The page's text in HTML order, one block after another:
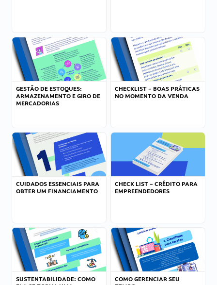
GESTÃO DE ESTOQUES:
ARMAZENAMENTO E GIRO DE
MERCADORIAS
CHECKLIST – BOAS PRÁTICAS
NO MOMENTO DA VENDA
CUIDADOS ESSENCIAIS PARA
OBTER UM FINANCIAMENTO
CHECK LIST – CRÉDITO PARA
EMPREENDEDORES
SUSTENTABILIDADE: COMO
COMO GERENCIAR SEU